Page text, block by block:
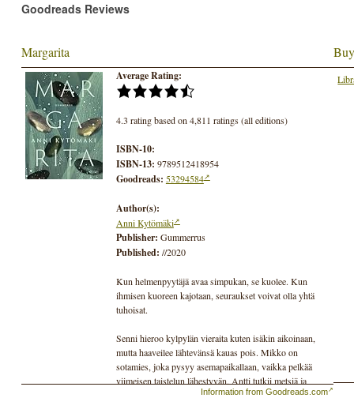
Goodreads Reviews
Margarita
Average Rating:
4.3 rating based on 4,811 ratings (all editions)
ISBN-10:
ISBN-13: 9789512418954
Goodreads: 53294584
Author(s):
Anni Kytömäki
Publisher: Gummerrus
Published: //2020
Kun helmenpyytäjä avaa simpukan, se kuolee. Kun
ihmisen kuoreen kajotaan, seuraukset voivat olla yhtä
tuhoisat.
Senni hieroo kylpylän vieraita kuten isäkin aikoinaan,
mutta haaveilee lähtevänsä kauas pois. Mikko on
sotamies, joka pysyy asemapaikallaan, vaikka pelkää
viimeisen taistelun lähestyvän. Antti tutkii metsiä ja
päättää, mikä alue liitetään kansalliseen menestystarinaan
Information from Goodreads.com